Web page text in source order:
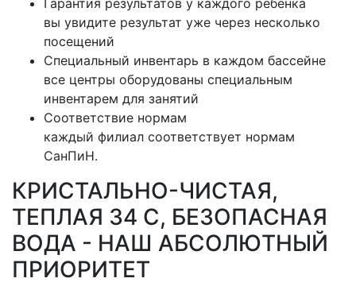
Гарантия результатов у каждого ребенка
вы увидите результат уже через несколько
посещений
Специальный инвентарь в каждом бассейне
все центры оборудованы специальным
инвентарем для занятий
Соответствие нормам
каждый филиал соответствует нормам
СанПиН.
КРИСТАЛЬНО-ЧИСТАЯ,
ТЕПЛАЯ 34 С, БЕЗОПАСНАЯ
ВОДА - НАШ АБСОЛЮТНЫЙ
ПРИОРИТЕТ